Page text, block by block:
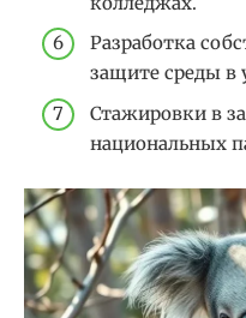
Разработка
защите среды в
Стажировки в
национальных